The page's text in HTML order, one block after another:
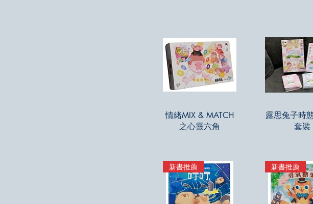
快速瀏覽
情緒MIX & MATCH
之心靈六角
快速瀏
露思兔子時
套裝
新書推薦 新書推薦